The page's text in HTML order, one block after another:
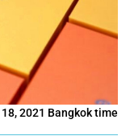
2021 Bangkok time